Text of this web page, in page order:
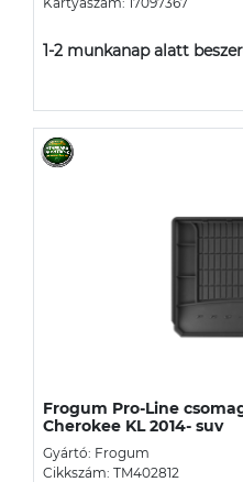
1-2 munkanap alatt
Frogum Pro-Line
Cherokee KL 2014- suv
Gyártó: Frogum
Cikkszám: TM402812